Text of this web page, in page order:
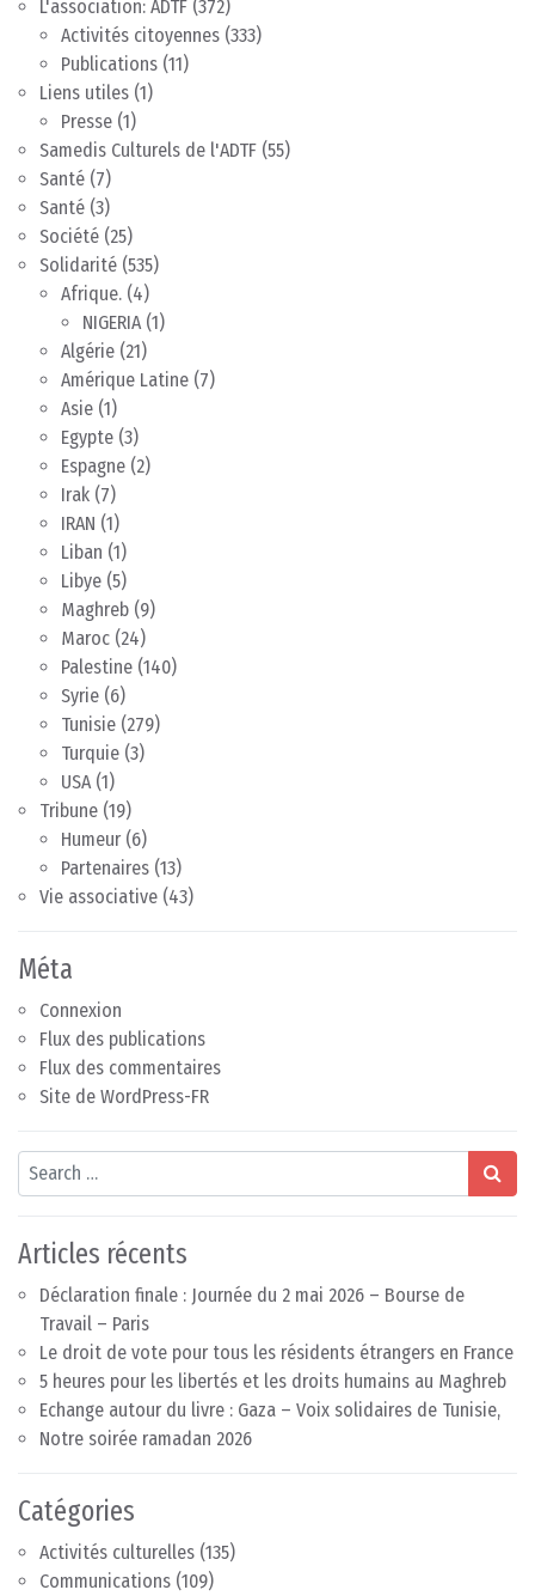
L'association: ADTF (372)
Activités citoyennes (333)
Publications (11)
Liens utiles (1)
Presse (1)
Samedis Culturels de l'ADTF (55)
Santé (7)
Santé (3)
Société (25)
Solidarité (535)
Afrique. (4)
NIGERIA (1)
Algérie (21)
Amérique Latine (7)
Asie (1)
Egypte (3)
Espagne (2)
Irak (7)
IRAN (1)
Liban (1)
Libye (5)
Maghreb (9)
Maroc (24)
Palestine (140)
Syrie (6)
Tunisie (279)
Turquie (3)
USA (1)
Tribune (19)
Humeur (6)
Partenaires (13)
Vie associative (43)
Méta
Connexion
Flux des publications
Flux des commentaires
Site de WordPress-FR
Search
Articles récents
Déclaration finale : Journée du 2 mai 2026 – Bourse de
Travail – Paris
Le droit de vote pour tous les résidents étrangers en France
5 heures pour les libertés et les droits humains au Maghreb
Echange autour du livre : Gaza – Voix solidaires de Tunisie,
Notre soirée ramadan 2026
Catégories
Activités culturelles (135)
Communications (109)